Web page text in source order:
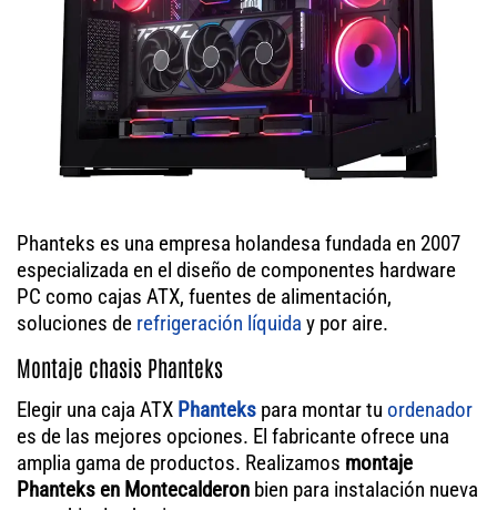
Phanteks es una empresa holandesa fundada en 2007
especializada en el diseño de componentes hardware
PC como cajas ATX, fuentes de alimentación,
soluciones de refrigeración líquida y por aire.
Montaje chasis Phanteks
Elegir una caja ATX Phanteks para montar tu ordenador
es de las mejores opciones. El fabricante ofrece una
amplia gama de productos. Realizamos montaje
Phanteks en Montecalderon bien para instalación nueva